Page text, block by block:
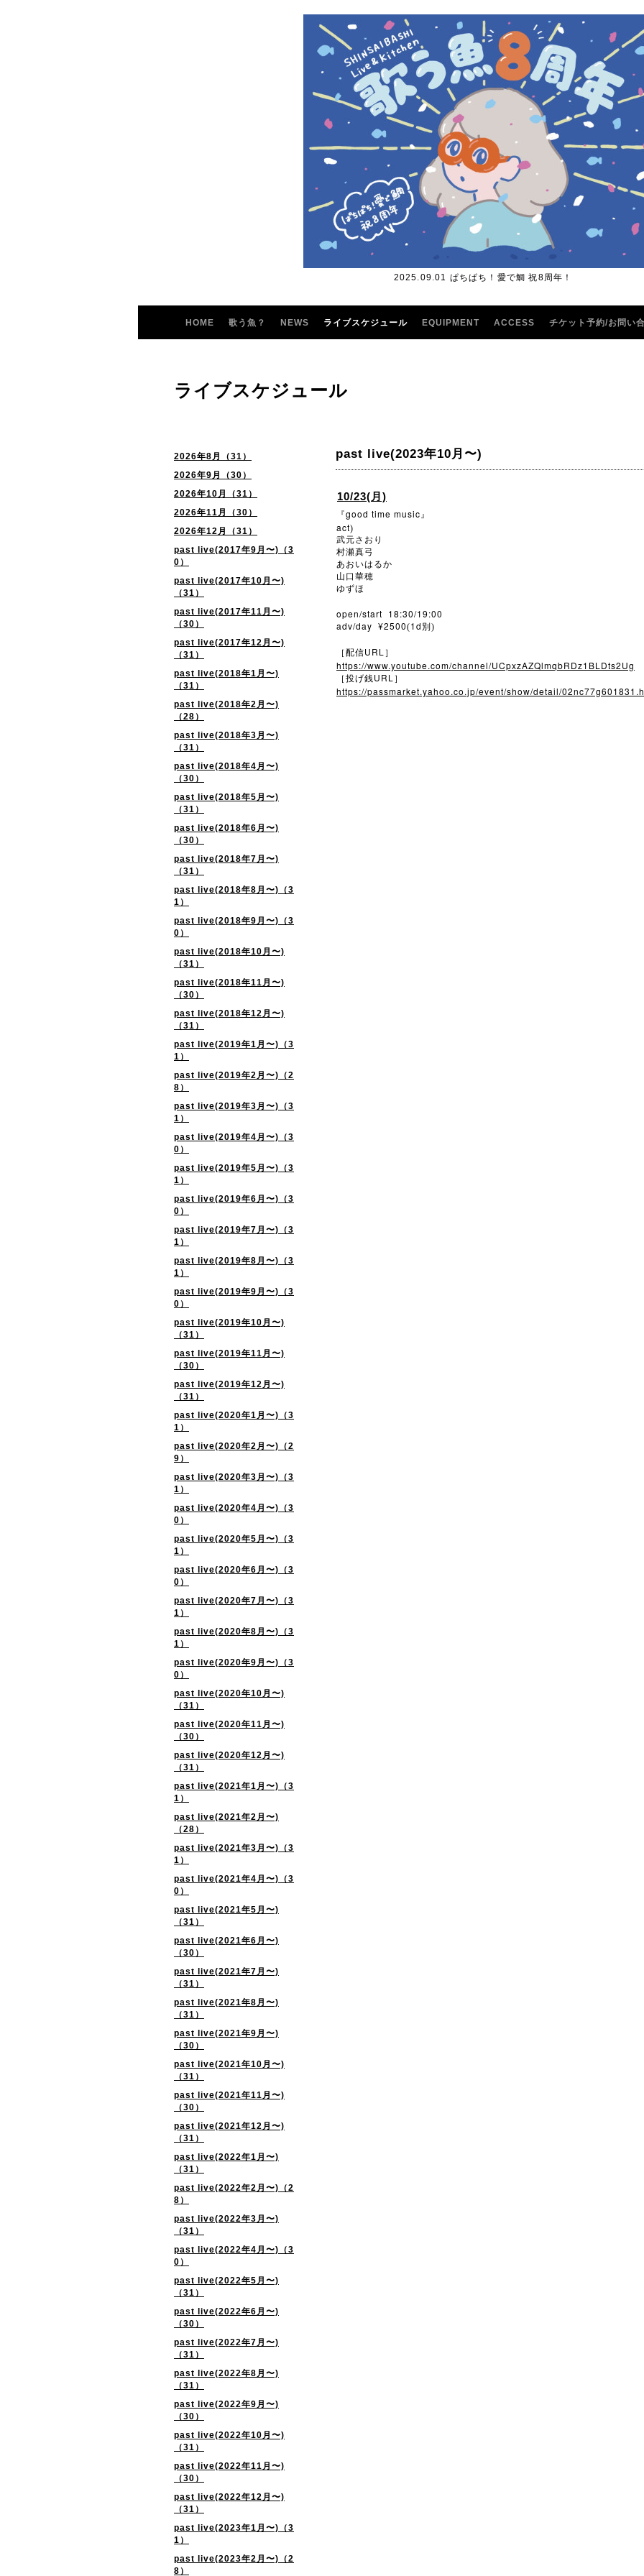
2025.09.01 ぱちぱち！愛で鯛 祝8周年！
HOME 歌う魚？ NEWS ライブスケジュール EQUIPMENT ACCESS チケット予約/お問い
2026年8月（31）
2026年9月（30）
2026年10月（31）
2026年11月（30）
2026年12月（31）
past live(2017年9月〜)（3
0）
past live(2017年10月〜)
（31）
past live(2017年11月〜)
（30）
past live(2017年12月〜)
（31）
past live(2018年1月〜)
（31）
past live(2018年2月〜)
（28）
past live(2018年3月〜)
（31）
past live(2018年4月〜)
（30）
past live(2018年5月〜)
（31）
past live(2018年6月〜)
（30）
past live(2018年7月〜)
（31）
past live(2018年8月〜)（3
1）
past live(2018年9月〜)（3
0）
past live(2018年10月〜)
（31）
past live(2018年11月〜)
（30）
past live(2018年12月〜)
（31）
past live(2019年1月〜)（3
1）
past live(2019年2月〜)（2
8）
past live(2019年3月〜)（3
1）
past live(2019年4月〜)（3
0）
past live(2019年5月〜)（3
1）
past live(2019年6月〜)（3
0）
past live(2019年7月〜)（3
1）
past live(2019年8月〜)（3
1）
past live(2019年9月〜)（3
0）
past live(2019年10月〜)
（31）
past live(2019年11月〜)
（30）
past live(2019年12月〜)
（31）
past live(2020年1月〜)（3
1）
past live(2020年2月〜)（2
9）
past live(2020年3月〜)（3
1）
past live(2020年4月〜)（3
0）
past live(2020年5月〜)（3
1）
past live(2020年6月〜)（3
0）
past live(2020年7月〜)（3
1）
past live(2020年8月〜)（3
1）
past live(2020年9月〜)（3
0）
past live(2020年10月〜)
（31）
past live(2020年11月〜)
（30）
past live(2020年12月〜)
（31）
past live(2021年1月〜)（3
1）
past live(2021年2月〜)
（28）
past live(2021年3月〜)（3
1）
past live(2021年4月〜)（3
0）
past live(2021年5月〜)
（31）
past live(2021年6月〜)
（30）
past live(2021年7月〜)
（31）
past live(2021年8月〜)
（31）
past live(2021年9月〜)
（30）
past live(2021年10月〜)
（31）
past live(2021年11月〜)
（30）
past live(2021年12月〜)
（31）
past live(2022年1月〜)
（31）
past live(2022年2月〜)（2
8）
past live(2022年3月〜)
（31）
past live(2022年4月〜)（3
0）
past live(2022年5月〜)
（31）
past live(2022年6月〜)
（30）
past live(2022年7月〜)
（31）
past live(2022年8月〜)
（31）
past live(2022年9月〜)
（30）
past live(2022年10月〜)
（31）
past live(2022年11月〜)
（30）
past live(2022年12月〜)
（31）
past live(2023年1月〜)（3
1）
past live(2023年2月〜)（2
8）
ライブスケジュール
past live(2023年10月〜)
10/23(月)
『good time music』
act)
武元さおり
村瀬真弓
あおいはるか
山口華穂
ゆずほ
open/start 18:30/19:00
adv/day ¥2500(1d 別)
［配信URL ］
https://www.youtube.com/channel/UCpxzAZQlmqbRDz1BLDts2Ug
［投げ銭URL ］
https://passmarket.yahoo.co.jp/event/show/detail/